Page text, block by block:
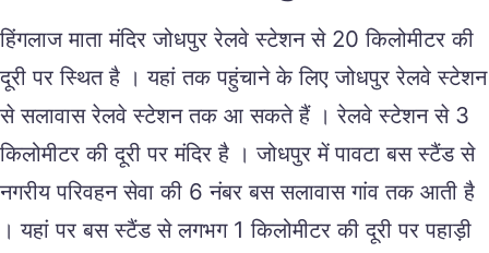
हिंगलाज माता मंदिर जोधपुर रेलवे स्टेशन से 20 किलोमीटर की
दूरी पर स्थित है । यहां तक पहुंचाने के लिए जोधपुर रेलवे स्टेशन
से सलावास रेलवे स्टेशन तक आ सकते हैं । रेलवे स्टेशन से 3
किलोमीटर की दूरी पर मंदिर है । जोधपुर में पावटा बस स्टैंड से
नगरीय परिवहन सेवा की 6 नंबर बस सलावास गांव तक आती है
। यहां पर बस स्टैंड से लगभग 1 किलोमीटर की दूरी पर पहाड़ी